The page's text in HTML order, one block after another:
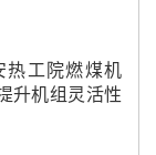
热工院燃煤机
升机组灵活性
方评审服务